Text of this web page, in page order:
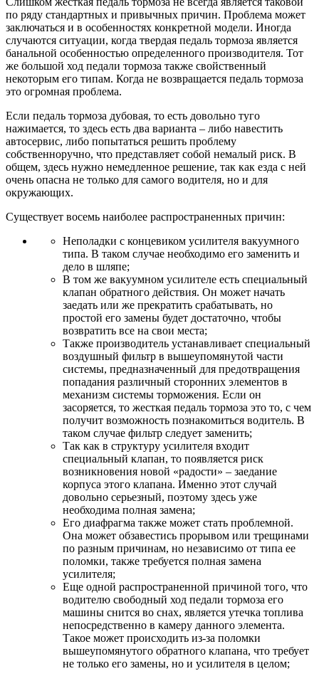
по ряду стандартных и привычных причин. Проблема может
заключаться и в особенностях конкретной модели. Иногда
случаются ситуации, когда твердая педаль тормоза является
банальной особенностью определенного производителя. Тот
же большой ход педали тормоза также свойственный
некоторым его типам. Когда не возвращается педаль тормоза
это огромная проблема.
Если педаль тормоза дубовая, то есть довольно туго
нажимается, то здесь есть два варианта – либо навестить
автосервис, либо попытаться решить проблему
собственноручно, что представляет собой немалый риск. В
общем, здесь нужно немедленное решение, так как езда с ней
очень опасна не только для самого водителя, но и для
окружающих.
Существует восемь наиболее распространенных причин:
Неполадки с концевиком усилителя вакуумного
типа. В таком случае необходимо его заменить и
дело в шляпе;
В том же вакуумном усилителе есть специальный
клапан обратного действия. Он может начать
заедать или же прекратить срабатывать, но
простой его замены будет достаточно, чтобы
возвратить все на свои места;
Также производитель устанавливает специальный
воздушный фильтр в вышеупомянутой части
системы, предназначенный для предотвращения
попадания различный сторонних элементов в
механизм системы торможения. Если он
засоряется, то жесткая педаль тормоза это то, с чем
получит возможность познакомиться водитель. В
таком случае фильтр следует заменить;
Так как в структуру усилителя входит
специальный клапан, то появляется риск
возникновения новой «радости» – заедание
корпуса этого клапана. Именно этот случай
довольно серьезный, поэтому здесь уже
необходима полная замена;
Его диафрагма также может стать проблемной.
Она может обзавестись прорывом или трещинами
по разным причинам, но независимо от типа ее
поломки, также требуется полная замена
усилителя;
Еще одной распространенной причиной того, что
водителю свободный ход педали тормоза его
машины снится во снах, является утечка топлива
непосредственно в камеру данного элемента.
Такое может происходить из-за поломки
вышеупомянутого обратного клапана, что требует
не только его замены, но и усилителя в целом;